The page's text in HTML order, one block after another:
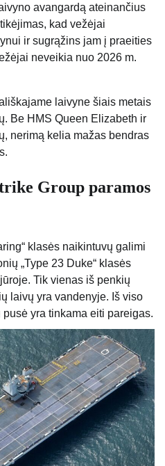
avangardą ateinančius
kad vežėjai
ir sugrąžins jam į praeities
neveikia nuo 2026 m.
laivyne šiais metais
Be HMS Queen Elizabeth ir
nerimą kelia mažas bendras
Group paramos
klasės naikintuvų galimi
„Type 23 Duke“ klasės
Tik vienas iš penkių
laivų yra vandenyje. Iš viso
yra tinkama eiti pareigas.